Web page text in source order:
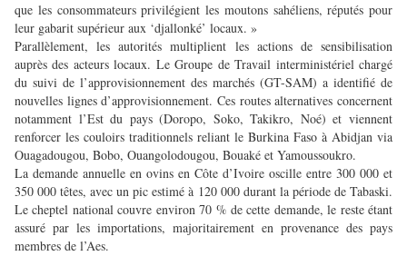
que les consommateurs privilégient les moutons sahéliens, réputés pour
leur gabarit supérieur aux ‘djallonké’ locaux. »
Parallèlement, les autorités multiplient les actions de sensibilisation
auprès des acteurs locaux. Le Groupe de Travail interministériel chargé
du suivi de l’approvisionnement des marchés (GT-SAM) a identifié de
nouvelles lignes d’approvisionnement. Ces routes alternatives concernent
notamment l’Est du pays (Doropo, Soko, Takikro, Noé) et viennent
renforcer les couloirs traditionnels reliant le Burkina Faso à Abidjan via
Ouagadougou, Bobo, Ouangolodougou, Bouaké et Yamoussoukro.
La demande annuelle en ovins en Côte d’Ivoire oscille entre 300 000 et
350 000 têtes, avec un pic estimé à 120 000 durant la période de Tabaski.
Le cheptel national couvre environ 70 % de cette demande, le reste étant
assuré par les importations, majoritairement en provenance des pays
membres de l’Aes.